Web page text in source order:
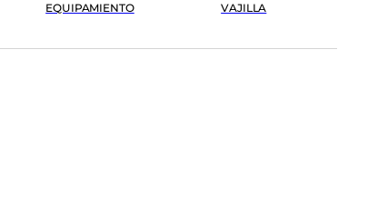
EQUIPAMIENTO VAJILLA